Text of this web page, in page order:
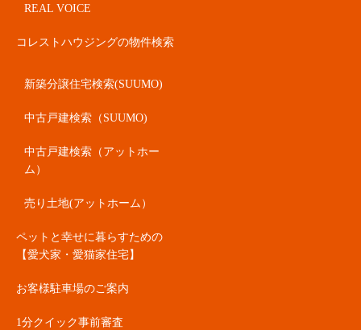
REAL VOICE
コレストハウジングの物件検索
新築分譲住宅検索(SUUMO)
中古戸建検索（SUUMO)
中古戸建検索（アットホー
ム）
売り土地(アットホーム）
ペットと幸せに暮らすための
【愛犬家・愛猫家住宅】
お客様駐車場のご案内
1分クイック事前審査